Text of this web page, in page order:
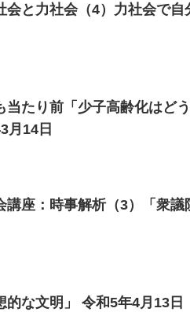
会と力社会（4）力社会で
当たり前「少子高齢化はど
月14日
講座：時事解析（3）「衆議
的な文明」 令和5年4月13日